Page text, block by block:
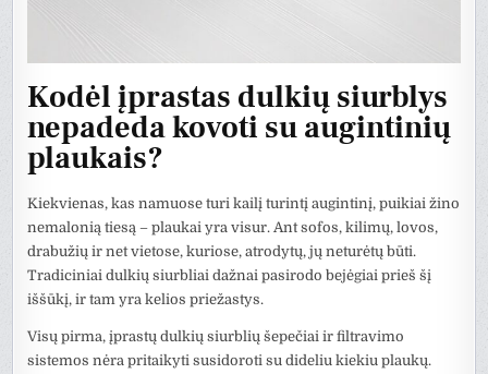
Kodėl įprastas dulkių siurblys
nepadeda kovoti su augintinių
plaukais?
Kiekvienas, kas namuose turi kailį turintį augintinį, puikiai žino
nemalonią tiesą – plaukai yra visur. Ant sofos, kilimų, lovos,
drabužių ir net vietose, kuriose, atrodytų, jų neturėtų būti.
Tradiciniai dulkių siurbliai dažnai pasirodo bejėgiai prieš šį
iššūkį, ir tam yra kelios priežastys.
Visų pirma, įprastų dulkių siurblių šepečiai ir filtravimo
sistemos nėra pritaikyti susidoroti su dideliu kiekiu plaukų.